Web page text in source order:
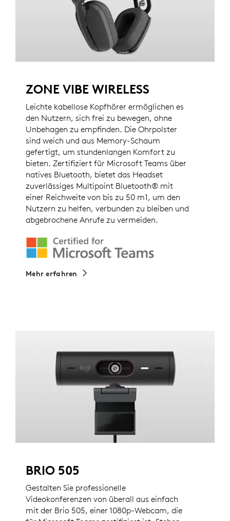
ZONE VIBE WIRELESS
Leichte kabellose Kopfhörer ermöglichen es
den Nutzern, sich frei zu bewegen, ohne
Unbehagen zu empfinden. Die Ohrpolster
sind weich und aus Memory-Schaum
gefertigt, um stundenlangen Komfort zu
bieten. Zertifiziert für Microsoft Teams über
natives Bluetooth, bietet das Headset
zuverlässiges Multipoint Bluetooth® mit
einer Reichweite von bis zu 50 m1, um den
Nutzern zu helfen, verbunden zu bleiben und
abgebrochene Anrufe zu vermeiden.
Mehr erfahren
BRIO 505
Gestalten Sie professionelle
Videokonferenzen von überall aus einfach
mit der Brio 505, einer 1080p-Webcam, die